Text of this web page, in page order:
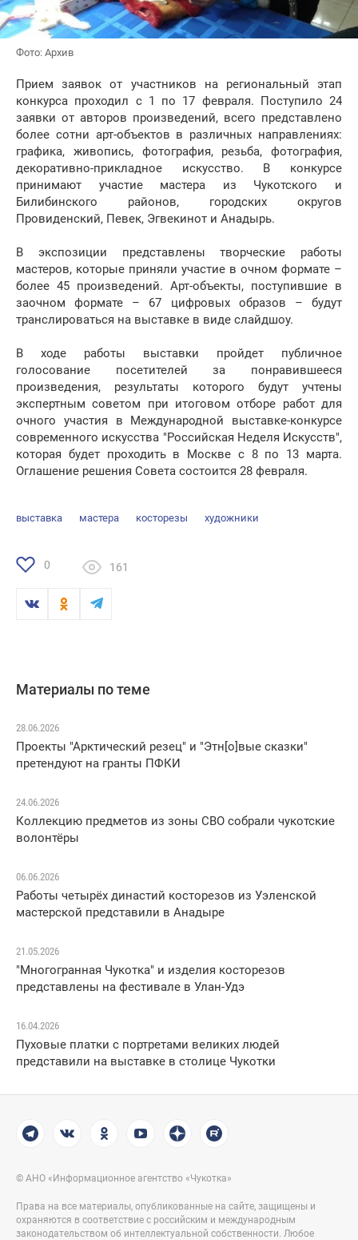
Фото: Архив
Прием заявок от участников на региональный этап
конкурса проходил с 1 по 17 февраля. Поступило 24
заявки от авторов произведений, всего представлено
более сотни арт-объектов в различных направлениях:
графика, живопись, фотография, резьба, фотография,
декоративно-прикладное искусство. В конкурсе
принимают участие мастера из Чукотского и
Билибинского районов, городских округов
Провиденский, Певек, Эгвекинот и Анадырь.
В экспозиции представлены творческие работы
мастеров, которые приняли участие в очном формате –
более 45 произведений. Арт-объекты, поступившие в
заочном формате – 67 цифровых образов – будут
транслироваться на выставке в виде слайдшоу.
В ходе работы выставки пройдет публичное
голосование посетителей за понравившееся
произведения, результаты которого будут учтены
экспертным советом при итоговом отборе работ для
очного участия в Международной выставке-конкурсе
современного искусства "Российская Неделя Искусств",
которая будет проходить в Москве с 8 по 13 марта.
Оглашение решения Совета состоится 28 февраля.
выставка мастера косторезы художники
0 161
Материалы по теме
28.06.2026
Проекты "Арктический резец" и "Этн[о]вые сказки"
претендуют на гранты ПФКИ
24.06.2026
Коллекцию предметов из зоны СВО собрали чукотские
волонтёры
06.06.2026
Работы четырёх династий косторезов из Уэленской
мастерской представили в Анадыре
21.05.2026
"Многогранная Чукотка" и изделия косторезов
представлены на фестивале в Улан-Удэ
16.04.2026
Пуховые платки с портретами великих людей
представили на выставке в столице Чукотки
© АНО «Информационное агентство «Чукотка»
Права на все материалы, опубликованные на сайте, защищены и
охраняются в соответствие с российским и международным
законодательством об интеллектуальной собственности. Любое